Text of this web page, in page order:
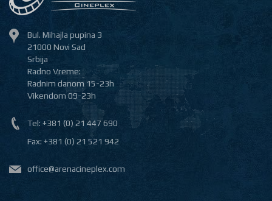
Bul. Mihajla pupina 3
21000 Novi Sad
Srbija
Radno Vreme:
Radnim danom 15-23h
Vikendom 09-23h
Tel: +381 (0) 21 447 690
Fax: +381 (0) 21 521 942
office@arenacineplex.com